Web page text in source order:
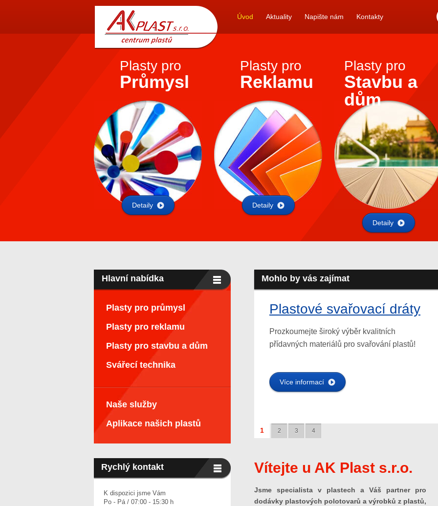
AKPLAST s.r.o.
Úvod Aktuality Napište nám Kontakty
Plasty pro
Průmysl
Detaily
Plasty pro
Reklamu
Detaily
Plasty pro
Stavbu a
dům
Detaily
Hlavní nabídka
Plasty pro průmysl
Plasty pro reklamu
Plasty pro stavbu a dům
Svářecí technika
Naše služby
Aplikace našich plastů
Rychlý kontakt
K dispozici jsme Vám
Po - Pá / 07:00 - 15:30 h
Mohlo by vás zajímat
Plastové svařovací dráty
Prozkoumejte široký výběr kvalitních
přídavných materiálů pro svařování plastů!
Více informací
1 2 3 4
Vítejte u AK Plast s.r.o.
Jsme specialista v plastech a Váš partner pro
dodávky plastových polotovarů a výrobků z plastů,